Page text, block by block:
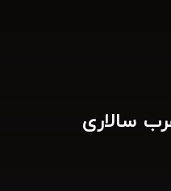
سالاری